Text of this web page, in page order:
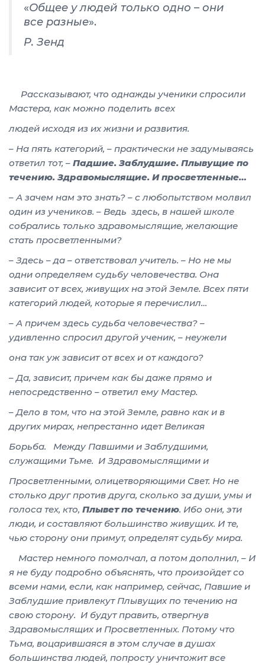
«Общее у людей только одно – они
все разные».
Р. Зенд
Рассказывают, что однажды ученики спросили
Мастера, как можно поделить всех
людей исходя из их жизни и развития.
– На пять категорий, – практически не задумываясь
ответил тот, – Падшие. Заблудшие. Плывущие по
течению. Здравомыслящие. И просветленные…
– А зачем нам это знать? – с любопытством молвил
один из учеников. – Ведь здесь, в нашей школе
собрались только здравомыслящие, желающие
стать просветленными?
– Здесь – да – ответствовал учитель. – Но не мы
одни определяем судьбу человечества. Она
зависит от всех, живущих на этой Земле. Всех пяти
категорий людей, которые я перечислил…
– А причем здесь судьба человечества? –
удивленно спросил другой ученик, – неужели
она так уж зависит от всех и от каждого?
– Да, зависит, причем как бы даже прямо и
непосредственно – ответил ему Мастер.
– Дело в том, что на этой Земле, равно как и в
других мирах, непрестанно идет Великая
Борьба. Между Павшими и Заблудшими,
служащими Тьме. И Здравомыслящими и
Просветленными, олицетворяющими Свет. Но не
столько друг против друга, сколько за души, умы и
голоса тех, кто, Плывет по течению. Ибо они, эти
люди, и составляют большинство живущих. И те,
чью сторону они примут, определят судьбу мира.
Мастер немного помолчал, а потом дополнил, – И
я не буду подробно объяснять, что произойдет со
всеми нами, если, как например, сейчас, Павшие и
Заблудшие привлекут Плывущих по течению на
свою сторону. И будут править, отвергнув
Здравомыслящих и Просветленных. Потому что
Тьма, воцарившаяся в этом случае в душах
большинства людей, попросту уничтожит все